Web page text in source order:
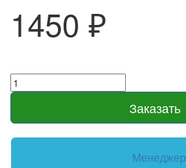
1450 ₽
Заказать
Менеджер